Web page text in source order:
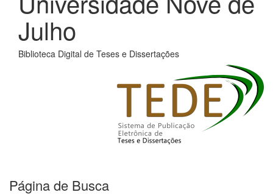
Julho
Biblioteca Digital de Teses e Dissertações
Página de Busca